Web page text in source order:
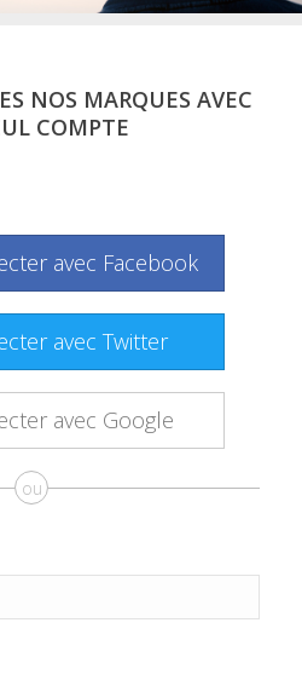
NOS MARQUES AVEC
COMPTE
avec Facebook
avec Twitter
avec Google
ou